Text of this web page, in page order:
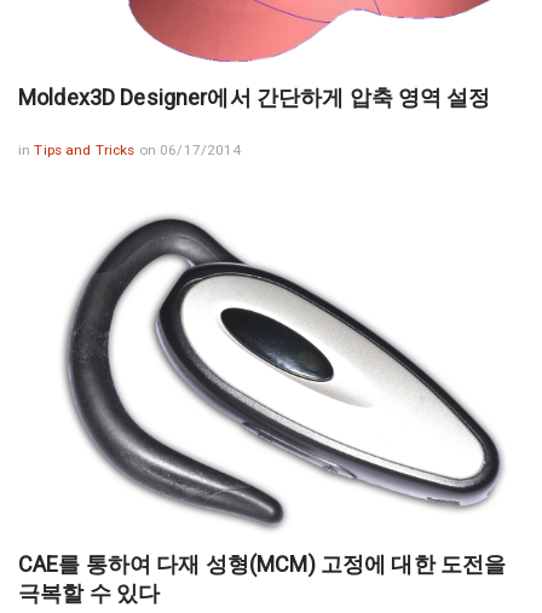
Moldex3D Designer에서 간단하게 압축 영역 설정
inTips and Tricks on 06/17/2014
CAE를 통하여 다재 성형(MCM) 고정에 대한 도전을
극복할 수 있다